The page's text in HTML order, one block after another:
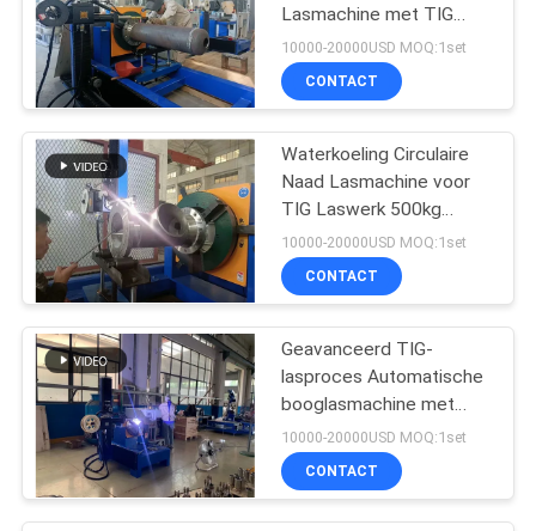
Circulaire naad
lassen machine
21
booglassenmachine
25
Lasmachine met TIG
Power Source 500Amp
10000-20000USD MOQ:1set
CONTACT
Waterkoeling Circulaire
Naad Lasmachine voor
TIG Laswerk 500kg
Lasgewicht in het beste
geval
10000-20000USD MOQ:1set
CONTACT
Geavanceerd TIG-
lasproces Automatische
booglasmachine met
frequentie 50/60Hz
10000-20000USD MOQ:1set
CONTACT